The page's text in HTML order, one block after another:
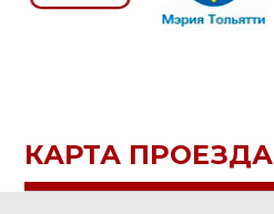
КАРТА ПРОЕЗДА